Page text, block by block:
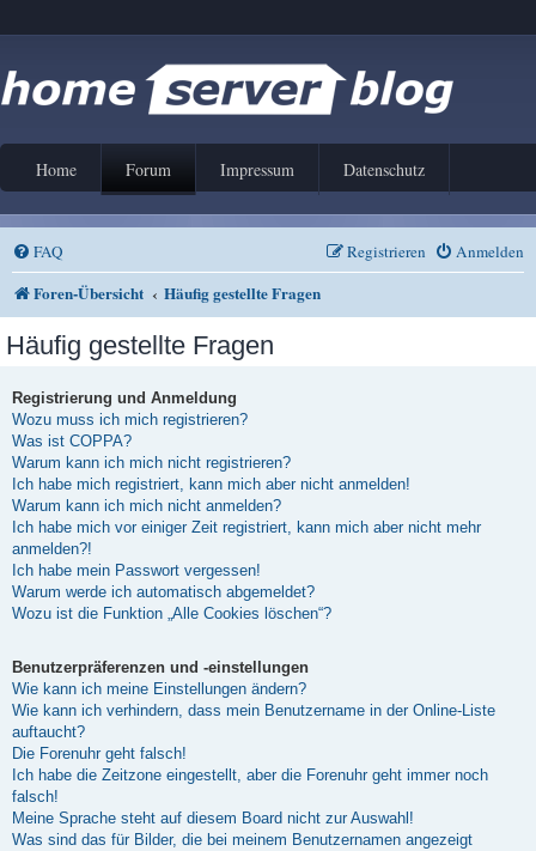
Home Forum Impressum Datenschutz
FAQ Anmelden
Registrieren
Foren-Übersicht Häufig gestellte Fragen
Häufig gestellte Fragen
Registrierung und Anmeldung
Wozu muss ich mich registrieren?
Was ist COPPA?
Warum kann ich mich nicht registrieren?
Ich habe mich registriert, kann mich aber nicht anmelden!
Warum kann ich mich nicht anmelden?
Ich habe mich vor einiger Zeit registriert, kann mich aber nicht mehr
anmelden?!
Ich habe mein Passwort vergessen!
Warum werde ich automatisch abgemeldet?
Wozu ist die Funktion „Alle Cookies löschen“?
Benutzerpräferenzen und -einstellungen
Wie kann ich meine Einstellungen ändern?
Wie kann ich verhindern, dass mein Benutzername in der Online-Liste
auftaucht?
Die Forenuhr geht falsch!
Ich habe die Zeitzone eingestellt, aber die Forenuhr geht immer noch
falsch!
Meine Sprache steht auf diesem Board nicht zur Auswahl!
Was sind das für Bilder, die bei meinem Benutzernamen angezeigt